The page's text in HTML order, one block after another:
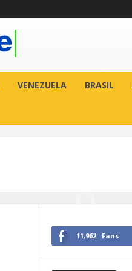
VENEZUELA BRASIL
11,962 Fans